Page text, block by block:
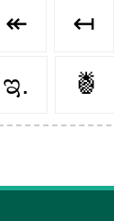
↞ ↤
ಇ. 🍍